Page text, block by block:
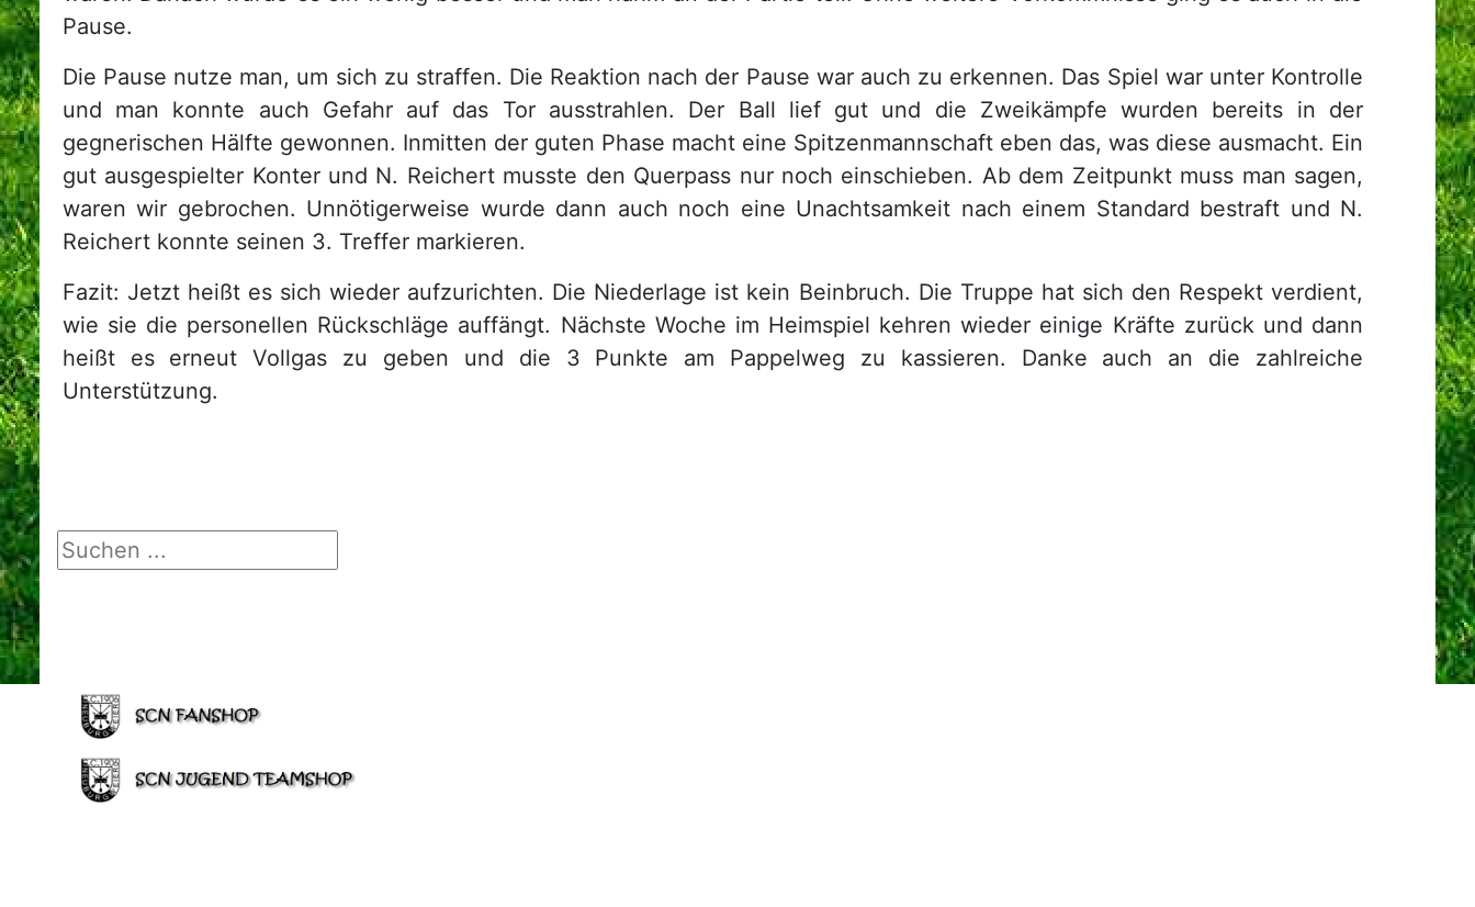
Suchen ...
Pause.
Die Pause nutze man, um sich zu straffen. Die Reaktion nach der Pause war auch zu erkennen. Das Spiel war unter Kontrolle
und man konnte auch Gefahr auf das Tor ausstrahlen. Der Ball lief gut und die Zweikämpfe wurden bereits in der
gegnerischen Hälfte gewonnen. Inmitten der guten Phase macht eine Spitzenmannschaft eben das, was diese ausmacht. Ein
gut ausgespielter Konter und N. Reichert musste den Querpass nur noch einschieben. Ab dem Zeitpunkt muss man sagen,
waren wir gebrochen. Unnötigerweise wurde dann auch noch eine Unachtsamkeit nach einem Standard bestraft und N.
Reichert konnte seinen 3. Treffer markieren.
Fazit: Jetzt heißt es sich wieder aufzurichten. Die Niederlage ist kein Beinbruch. Die Truppe hat sich den Respekt verdient,
wie sie die personellen Rückschläge auffängt. Nächste Woche im Heimspiel kehren wieder einige Kräfte zurück und dann
heißt es erneut Vollgas zu geben und die 3 Punkte am Pappelweg zu kassieren. Danke auch an die zahlreiche
Unterstützung.